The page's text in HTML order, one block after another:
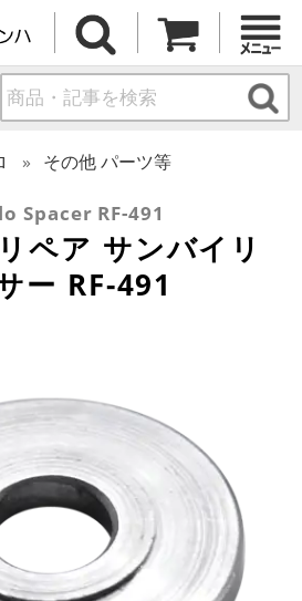
その他 パーツ等
Spacer RF-491
ペア サンバイリ
ー RF-491